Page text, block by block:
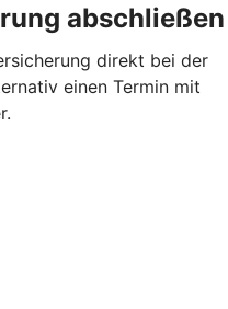
abschließen
direkt bei der
einen Termin mit